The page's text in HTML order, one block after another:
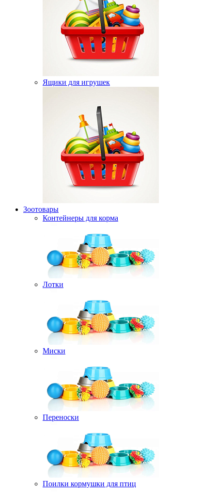
Ящики для игрушек
Зоотовары
Контейнеры для корма
Лотки
Миски
Переноски
Поилки кормушки для птиц